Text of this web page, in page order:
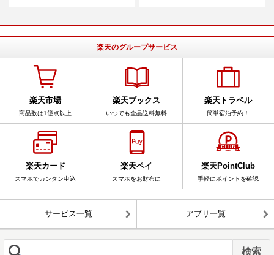
楽天のグループサービス
楽天市場
商品数は1億点以上
楽天ブックス
いつでも全品送料無料
楽天トラベル
簡単宿泊予約！
楽天カード
スマホでカンタン申込
楽天ペイ
スマホをお財布に
楽天PointClub
手軽にポイントを確認
サービス一覧 アプリ一覧